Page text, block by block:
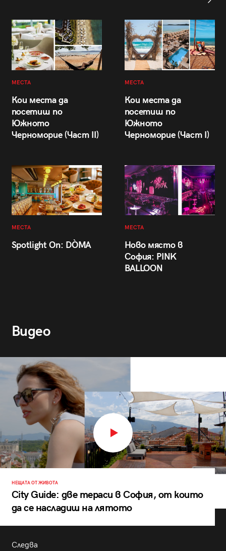
МЕСТА
Кои места да
посетиш по
Южното
Черноморие (Част II)
МЕСТА
Кои места да
посетиш по
Южното
Черноморие (Част I)
МЕСТА
Spotlight On: DÒMA
МЕСТА
Ново място в
София: PINK
BALLOON
Видео
НЕЩАТА ОТ ЖИВОТА
City Guide: две тераси в София, от които
да се насладиш на лятото
Следва